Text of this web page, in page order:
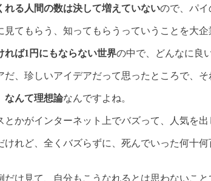
れる人間の数は決して増えていないので、パイ
見てもらう、知ってもらうっていうことを大
れば1円にもならない世界の中で、どんなに良
だ、珍しいアイデアだって思ったところで、
なんて理想論なんですよね。
とかがインターネット上でバズって、人気を出
けれど、全くバズらずに、死んでいった何十
け見て、自分もこうなれるとは思わないこと